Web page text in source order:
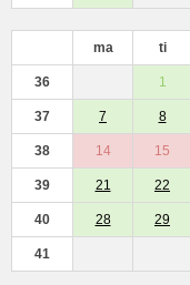
ma ti
36 1
37 7 8
38 14 15
39 21 22
40 28 29
41